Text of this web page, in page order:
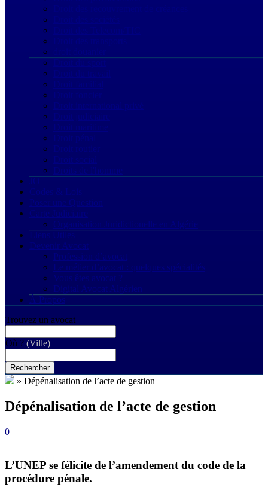
Droit maritime
Droit pénal
Droit routier
Droit social
Droits de l'homme
JO
Codes & Lois
Poser une Question
Carte Judiciaire
Organisation Juridictionelle en Algérie
Liens Utiles
Devenir Avocat
Profession d’avocat
Le métier d’avocat : quelques spécialités
Vous êtes avocat ?
Digital Avocat Algérien
À Propos
Trouvez un avocat
Où ? (Ville)
Rechercher
» Dépénalisation de l’acte de gestion
Dépénalisation de l’acte de gestion
0
L’UNEP se félicite de l’amendement du code de la
procédure pénale.